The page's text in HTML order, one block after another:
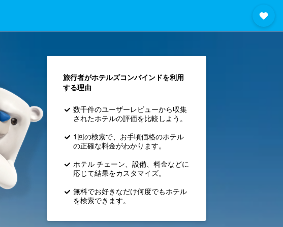
旅行者がホテルズコンバインド​を利用
する理由
数千件のユーザーレビューから収集
されたホテルの評価を比較しよう。
1回の検索で、お手頃価格のホテル
の正確な料金がわかります。
ホテル チェーン、設備、料金などに
応じて結果をカスタマイズ。
無料でお好きなだけ何度でもホテル
を検索できます。